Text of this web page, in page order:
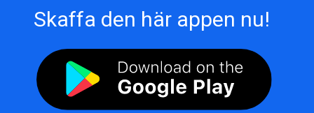
Skaffa den här appen nu!